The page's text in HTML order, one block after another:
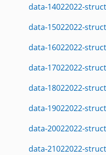
data-14022022-
data-15022022-
data-16022022-
data-17022022-
data-18022022-
data-19022022-
data-20022022-
data-21022022-